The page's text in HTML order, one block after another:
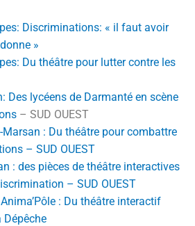
Discriminations: « il faut avoir
»
Du théâtre pour lutter contre les
Des lycéens de Darmanté en scène
– SUD OUEST
: Du théâtre pour combattre
– SUD OUEST
: des pièces de théâtre interactives
– SUD OUEST
: Du théâtre interactif
Dépêche